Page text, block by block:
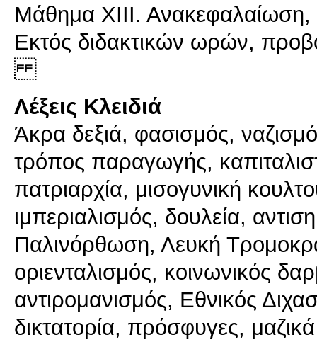
Mάθημα ΧΙΙΙ.
Εκτός διδακτικών ωρών,
Λέξεις Κλειδιά
Άκρα δεξιά, φασισμός,
τρόπος παραγωγής,
πατριαρχία, μισογυνική
ιμπεριαλισμός, δουλεία,
Παλινόρθωση, Λευκή
οριενταλισμός, κοινωνικός
αντιρομανισμός, Εθνικός
δικτατορία, πρόσφυγες,